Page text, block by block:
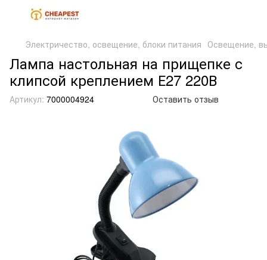
Электричество, освещение, блоки питания Освещение,
Лампа настольная на прищепке с
клипсой креплением Е27 220В
Артикул: 7000004924 Оставить отзыв